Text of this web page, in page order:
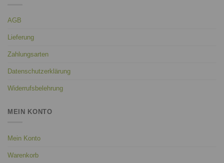
AGB
Lieferung
Zahlungsarten
Datenschutzerklärung
Widerrufsbelehrung
MEIN KONTO
Mein Konto
Warenkorb